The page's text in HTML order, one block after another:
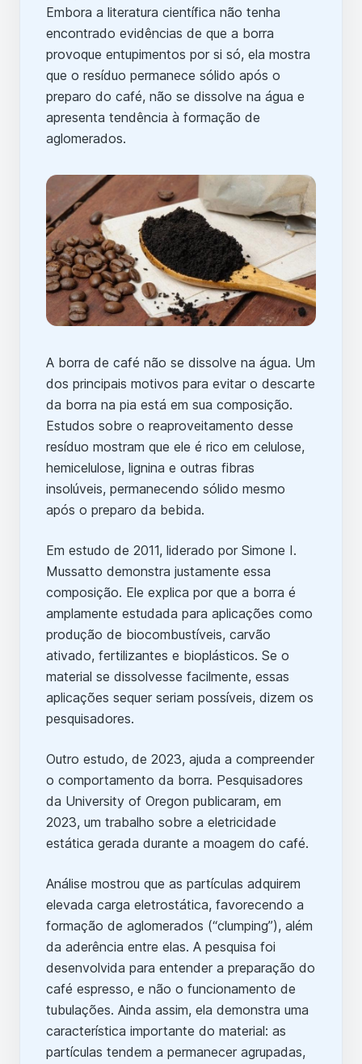
Embora a literatura científica não tenha
encontrado evidências de que a borra
provoque entupimentos por si só, ela mostra
que o resíduo permanece sólido após o
preparo do café, não se dissolve na água e
apresenta tendência à formação de
aglomerados.
A borra de café não se dissolve na água. Um
dos principais motivos para evitar o descarte
da borra na pia está em sua composição.
Estudos sobre o reaproveitamento desse
resíduo mostram que ele é rico em celulose,
hemicelulose, lignina e outras fibras
insolúveis, permanecendo sólido mesmo
após o preparo da bebida.
Em estudo de 2011, liderado por Simone I.
Mussatto demonstra justamente essa
composição. Ele explica por que a borra é
amplamente estudada para aplicações como
produção de biocombustíveis, carvão
ativado, fertilizantes e bioplásticos. Se o
material se dissolvesse facilmente, essas
aplicações sequer seriam possíveis, dizem os
pesquisadores.
Outro estudo, de 2023, ajuda a compreender
o comportamento da borra. Pesquisadores
da University of Oregon publicaram, em
2023, um trabalho sobre a eletricidade
estática gerada durante a moagem do café.
Análise mostrou que as partículas adquirem
elevada carga eletrostática, favorecendo a
formação de aglomerados (“clumping”), além
da aderência entre elas. A pesquisa foi
desenvolvida para entender a preparação do
café espresso, e não o funcionamento de
tubulações. Ainda assim, ela demonstra uma
característica importante do material: as
partículas tendem a permanecer agrupadas,